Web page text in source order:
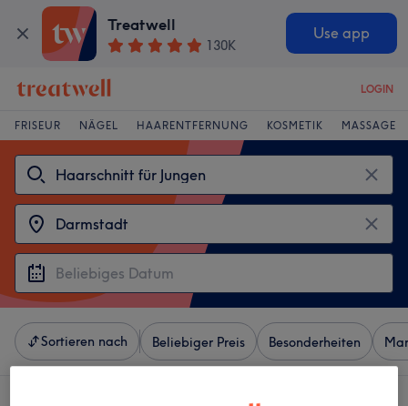
Treatwell
130K
Use app
LOGIN
FRISEUR NÄGEL HAARENTFERNUNG KOSMETIK MASSAGE
Sortieren nach Beliebiger Preis Besonderheiten